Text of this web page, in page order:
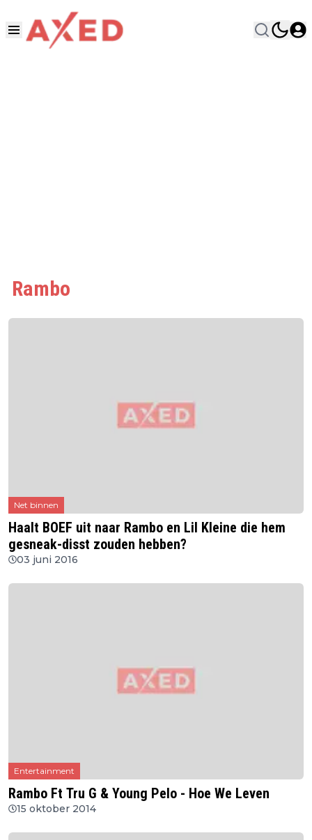
Rambo
Net binnen
Haalt BOEF uit naar Rambo en Lil Kleine die hem
gesneak-disst zouden hebben?
03 juni 2016
Entertainment
Rambo Ft Tru G & Young Pelo - Hoe We Leven
15 oktober 2014